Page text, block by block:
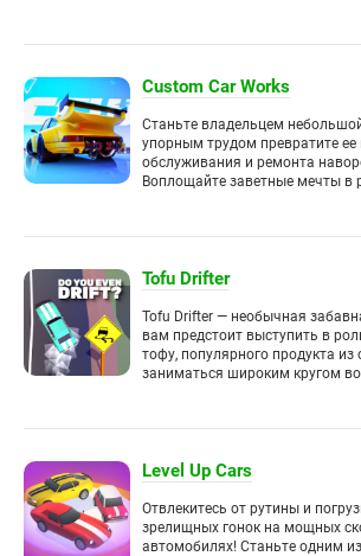
Custom Car Works
Станьте владельцем
упорным трудом превратите ее
обслуживания и ремонта
Воплощайте заветные мечты в
Tofu Drifter
Tofu Drifter — необычная
вам предстоит выступить в
тофу, популярного продукта из
заниматься широким кругом
Level Up Cars
Отвлекитесь от рутины и
зрелищных гонок на мощных
автомобилях! Станьте одним